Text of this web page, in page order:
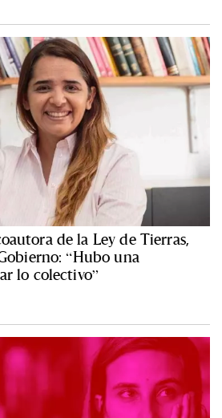
de la Ley de Tierras,
“Hubo una
lo colectivo”